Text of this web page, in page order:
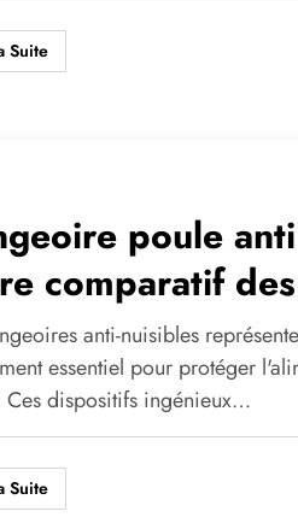
Suite
poule
comparatif
naturelles
en
anti-nuisibles
essentiel pour protéger
Ces dispositifs ingénieux…
Suite